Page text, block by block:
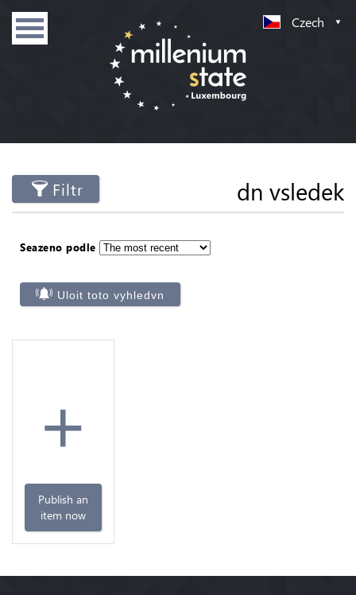
Czech
Filtr dn vsledek
Seazeno podle
Uloit toto vyhledvn
+
Publish an
item now